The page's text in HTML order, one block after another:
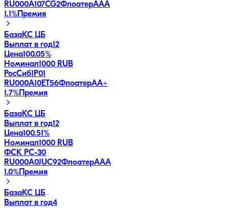
RU000A107CG2ФлоатерAAA
1.1%Премия
БазаКС ЦБ
Выплат в год12
Цена100.05%
Номинал1000 RUB
РосСиб1Р01
RU000A10ET56ФлоатерAA+
1.7%Премия
БазаКС ЦБ
Выплат в год12
Цена100.51%
Номинал1000 RUB
ФСК РС-30
RU000A0JUC92ФлоатерAAA
1.0%Премия
БазаКС ЦБ
Выплат в год4